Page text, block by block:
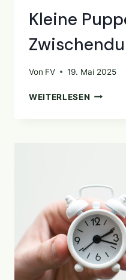
Kleine
Von FV 19. Mai 2025
WEITERLESENKLEINE